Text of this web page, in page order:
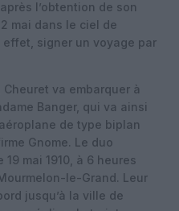
l’obtention de son
mai dans le ciel de
effet, signer un voyage par
va embarquer à
Banger, qui va ainsi
de type biplan
Gnome. Le duo
mai 1910, à 6 heures
le-Grand. Leur
jusqu’à la ville de